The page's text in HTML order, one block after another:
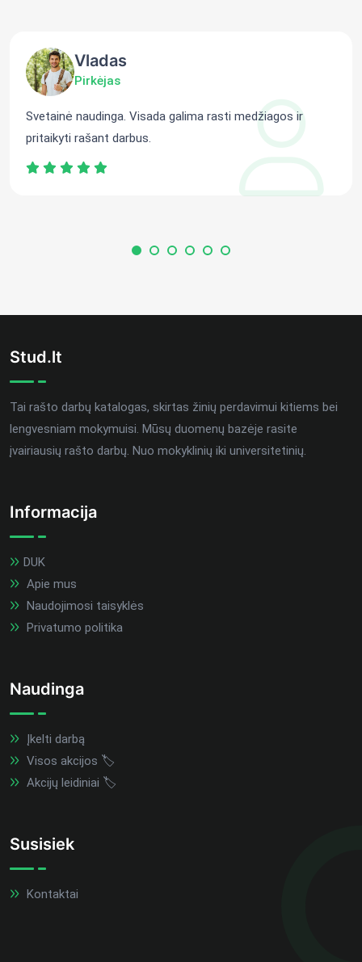
Vladas
Pirkėjas
Svetainė naudinga. Visada galima rasti medžiagos ir
pritaikyti rašant darbus.
Stud.lt
Tai rašto darbų katalogas, skirtas žinių perdavimui kitiems bei
lengvesniam mokymuisi. Mūsų duomenų bazėje rasite
įvairiausių rašto darbų. Nuo mokyklinių iki universitetinių.
Informacija
DUK
Apie mus
Naudojimosi taisyklės
Privatumo politika
Naudinga
Įkelti darbą
Visos akcijos 🏷️
Akcijų leidiniai 🏷️
Susisiek
Kontaktai